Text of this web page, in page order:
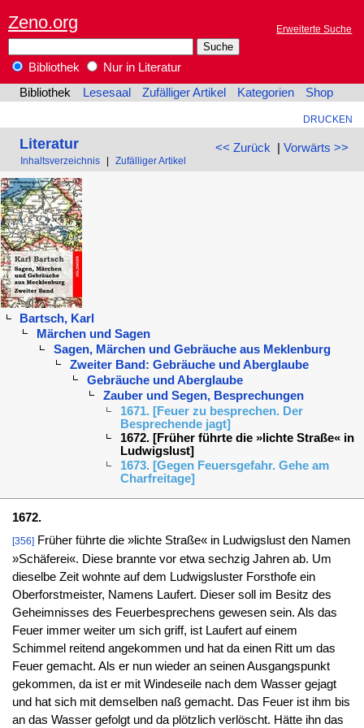
Zeno.org Erweiterte Suche
Bibliothek
Nur in Literatur
Bibliothek
Lesesaal Zufälliger Artikel Kategorien Shop
DRUCKEN
<< Zurück | Vorwärts >>
Literatur
Inhaltsverzeichnis Zufälliger Artikel
Bartsch, Karl
Märchen und Sagen
Sagen, Märchen und Gebräuche aus Meklenburg
Zweiter Band: Gebräuche und Aberglaube
Gebräuche und Aberglaube
Zauber und Segen, Besprechungen
1671. [Feuer zu besprechen. Der
Besprechende jagt]
1672. [Früher führte die »lichte Straße« in
Ludwigslust]
1673. [Gegen Feuersgefahr. Gehe am
Charfreitage]
1672.
[356]Früher führte die »lichte Straße« in Ludwigslust den Namen
»Schäferei«. Diese brannte vor etwa sechzig Jahren ab. Um
dieselbe Zeit wohnte auf dem Ludwigsluster Forsthofe ein
Oberforstmeister, Namens Laufert. Dieser soll im Besitz des
Geheimnisses des Feuerbesprechens gewesen sein. Als das
Feuer immer weiter um sich griff, ist Laufert auf einem
Schimmel reitend angekommen und hat da einen Ritt um das
Feuer gemacht. Als er nun wieder an seinen Ausgangspunkt
gekommen, da ist er mit Windeseile nach dem Wasser gejagt
und hat sich mit demselben naß gemacht. Das Feuer ist ihm bis
an das Wasser gefolgt und da plötzlich verlöscht. Hätte ihn das